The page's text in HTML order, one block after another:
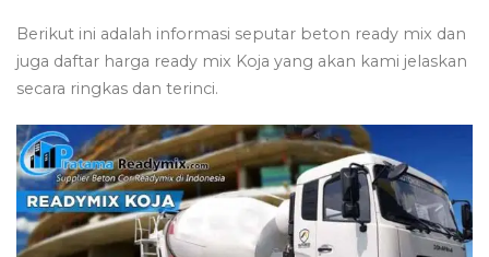
Berikut ini adalah informasi seputar beton ready mix dan
juga daftar harga ready mix Koja yang akan kami jelaskan
secara ringkas dan terinci.